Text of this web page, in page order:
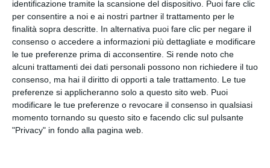
identificazione tramite la scansione del dispositivo. Puoi fare clic
per consentire a noi e ai nostri partner il trattamento per le
finalità sopra descritte. In alternativa puoi fare clic per negare il
consenso o accedere a informazioni più dettagliate e modificare
le tue preferenze prima di acconsentire. Si rende noto che
alcuni trattamenti dei dati personali possono non richiedere il tuo
consenso, ma hai il diritto di opporti a tale trattamento. Le tue
preferenze si applicheranno solo a questo sito web. Puoi
modificare le tue preferenze o revocare il consenso in qualsiasi
momento tornando su questo sito e facendo clic sul pulsante
"Privacy" in fondo alla pagina web.
diverse province italiane, tra cuiCagliari, Nuoro,
Oristano, Sassari, Roma, Pisa, Biella, Vicenza e
Macerata, con l’impiego di oltre400 carabinieri.
Sul campo sono intervenuti anche loSquadrone
Eliportato “Cacciatori Sardegna”, iNuclei
Cinofilidell’Arma e l’11° Nucleo Elicotteri di
Cagliari.
L’azione rappresenta un duro colpo al narcotraffico
internazionale e testimonia la coordinata